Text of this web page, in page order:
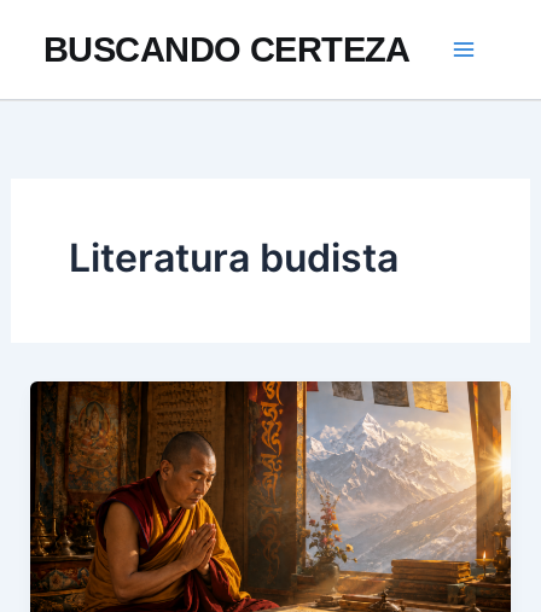
BUSCANDO CERTEZA
Literatura budista